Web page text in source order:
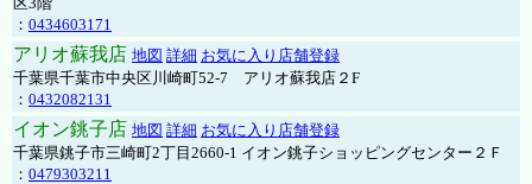
： 0434603171
アリオ蘇我店 地図 詳細 お気に入り店舗登録
千葉県千葉市中央区川崎町52-7 アリオ蘇我店２F
： 0432082131
イオン銚子店 地図 詳細 お気に入り店舗登録
千葉県銚子市三崎町2丁目2660-1 イオン銚子ショッピングセンター２Ｆ
： 0479303211